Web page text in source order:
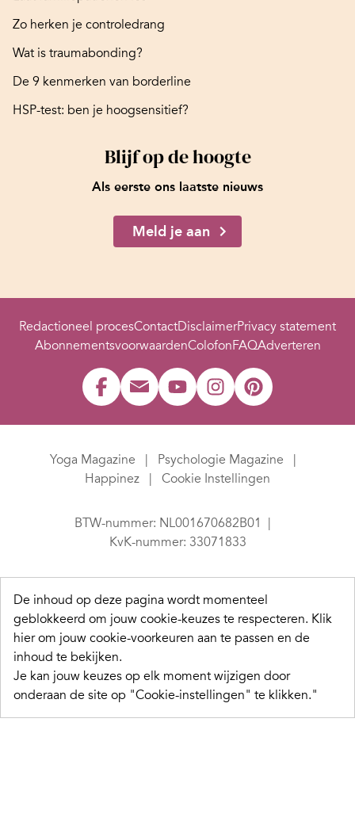
Zo herken je controledrang
Wat is traumabonding?
De 9 kenmerken van borderline
HSP-test: ben je hoogsensitief?
Blijf op de hoogte
Als eerste ons laatste nieuws
Meld je aan
Redactioneel procesContactDisclaimerPrivacy statement
AbonnementsvoorwaardenColofonFAQAdverteren
Yoga Magazine
Psychologie Magazine
Happinez
Cookie Instellingen
BTW-nummer: NL001670682B01
KvK-nummer: 33071833
De inhoud op deze pagina wordt momenteel
geblokkeerd om jouw cookie-keuzes te respecteren. Klik
hier om jouw cookie-voorkeuren aan te passen en de
inhoud te bekijken.
Je kan jouw keuzes op elk moment wijzigen door
onderaan de site op "Cookie-instellingen" te klikken."